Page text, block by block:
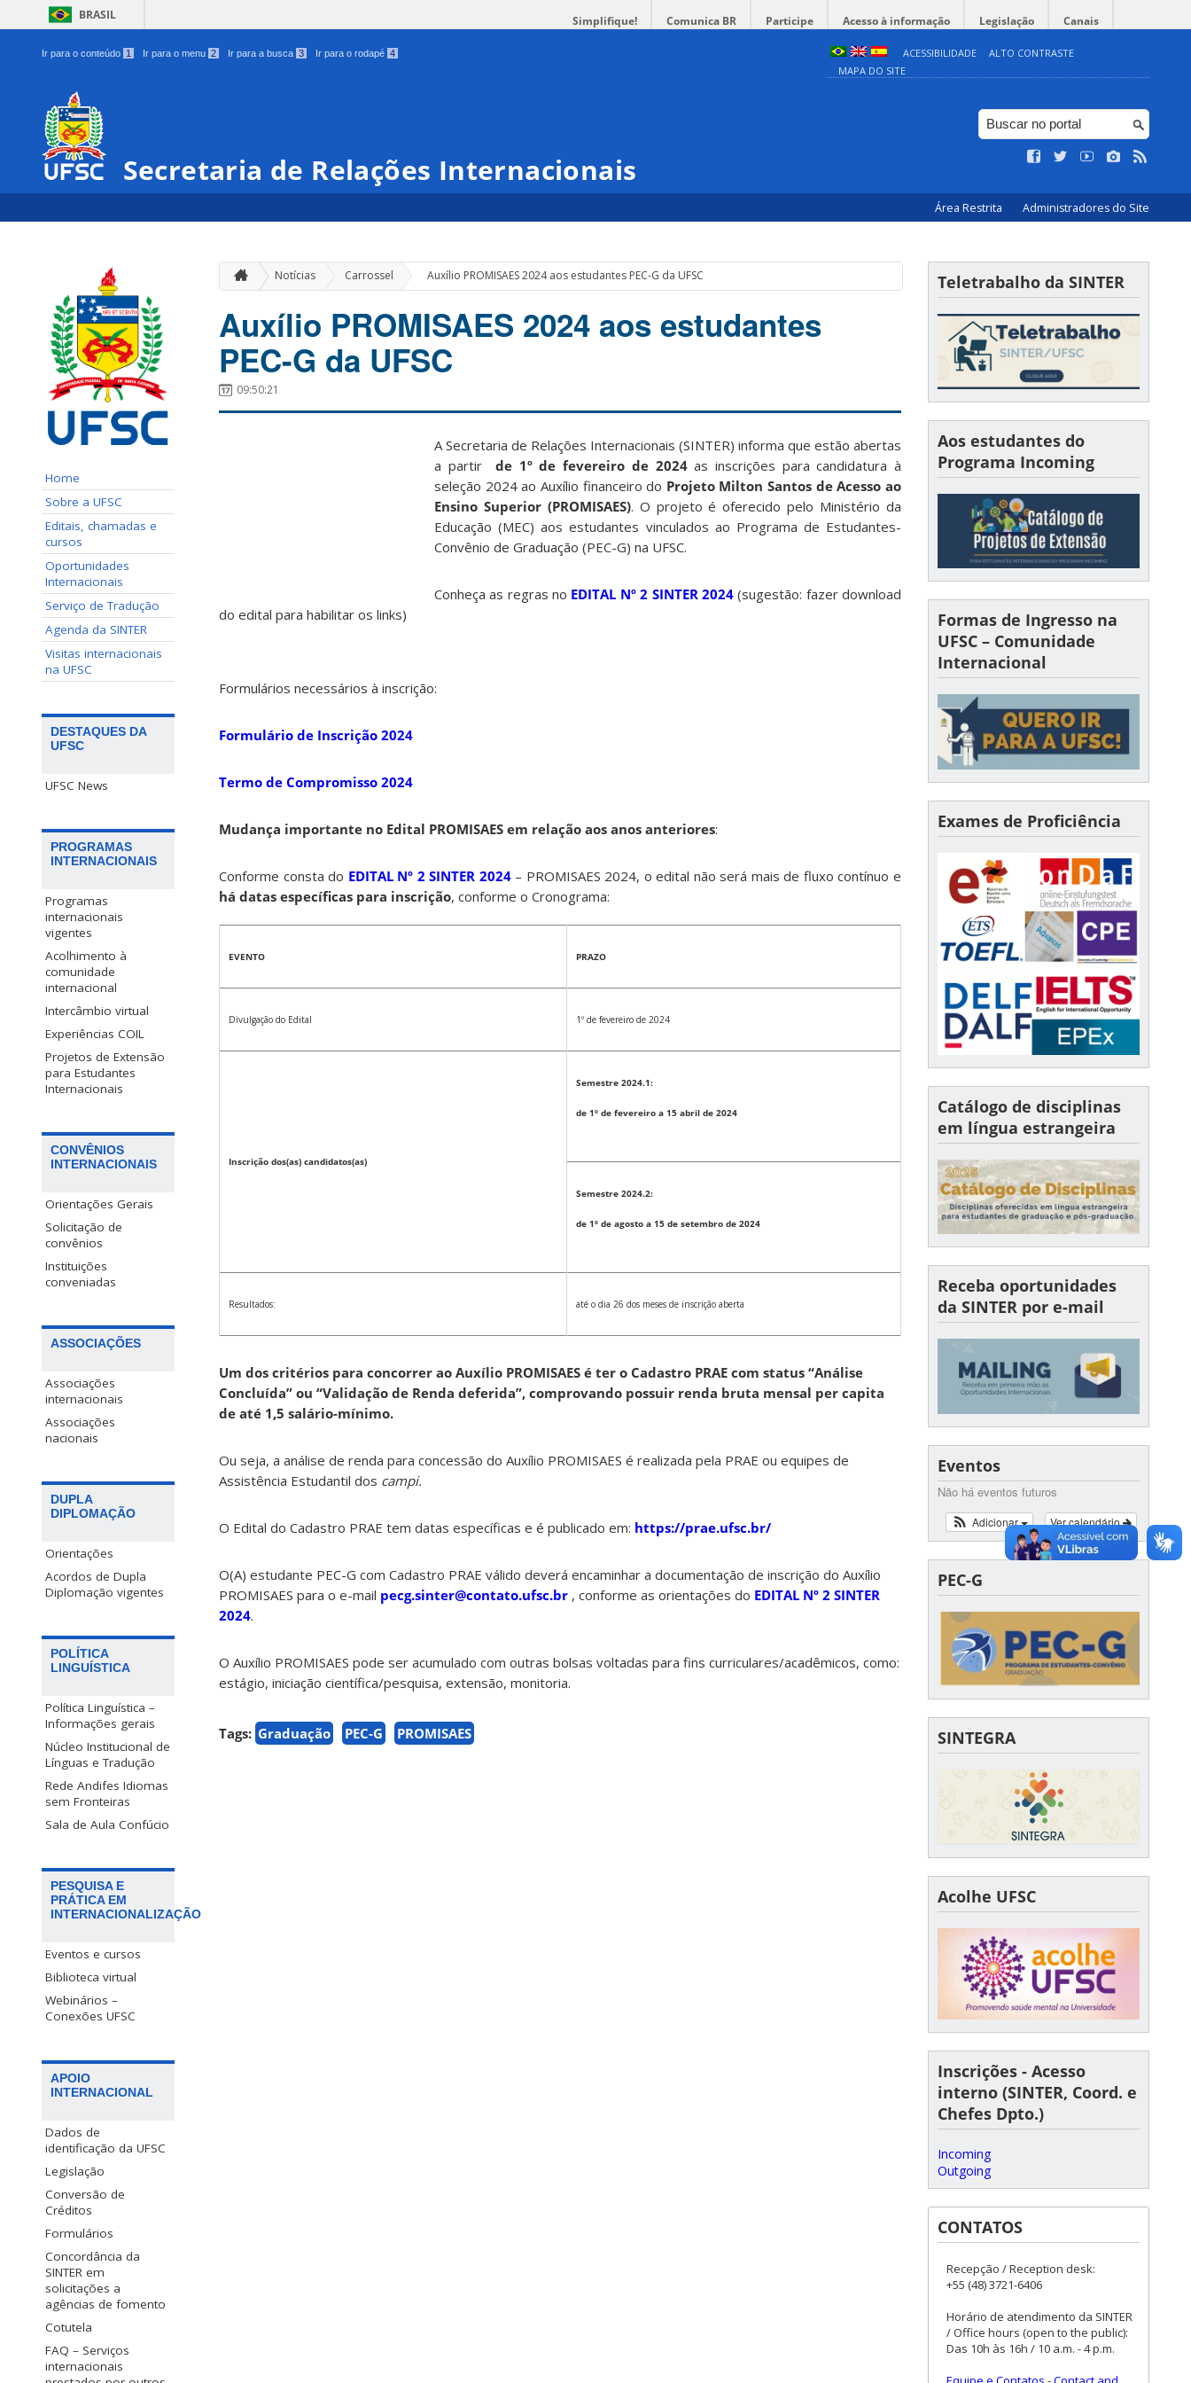
BRASIL Simplifique! Comunica BR Participe Acesso à informação Legislação Canais
Ir para o conteúdo 1 Ir para o menu 2 Ir para a busca 3 Ir para o rodapé 4 ACESSIBILIDADE
ALTO CONTRASTE
MAPA DO SITE
Secretaria de Relações Internacionais
Área Restrita Administradores do Site
Home
Sobre a UFSC
Editais, chamadas e
cursos
Oportunidades
Internacionais
Serviço de Tradução
Agenda da SINTER
Visitas internacionais
na UFSC
DESTAQUES DA
UFSC
UFSC News
PROGRAMAS
INTERNACIONAIS
Programas
internacionais
vigentes
Acolhimento à
comunidade
internacional
Intercâmbio virtual
Experiências COIL
Projetos de Extensão
para Estudantes
Internacionais
CONVÊNIOS
INTERNACIONAIS
Orientações Gerais
Solicitação de
convênios
Instituições
conveniadas
ASSOCIAÇÕES
Associações
internacionais
Associações
nacionais
DUPLA
DIPLOMAÇÃO
Orientações
Acordos de Dupla
Diplomação vigentes
POLÍTICA
LINGUÍSTICA
Política Linguística –
Informações gerais
Núcleo Institucional de
Línguas e Tradução
Rede Andifes Idiomas
sem Fronteiras
Sala de Aula Confúcio
PESQUISA E
PRÁTICA EM
INTERNACIONALIZAÇÃO
Eventos e cursos
Biblioteca virtual
Webinários –
Conexões UFSC
APOIO
INTERNACIONAL
Dados de
identificação da UFSC
Legislação
Conversão de
Créditos
Formulários
Concordância da
SINTER em
solicitações a
agências de fomento
Cotutela
FAQ – Serviços
internacionais
Notícias Carrossel » Auxílio PROMISAES 2024 aos estudantes PEC-G da UFSC
Auxílio PROMISAES 2024 aos estudantes
PEC-G da UFSC
09:50:21
A Secretaria de Relações Internacionais (SINTER) informa que estão abertas
a partirde 1º de fevereiro de 2024as inscrições para candidatura à
seleção 2024 ao Auxílio financeiro do Projeto Milton Santos de Acesso ao
Ensino Superior (PROMISAES). O projeto é oferecido pelo Ministério da
Educação (MEC) aos estudantes vinculados ao Programa de Estudantes-
Convênio de Graduação (PEC-G) na UFSC.
Conheça as regras no EDITAL Nº 2 SINTER 2024(sugestão: fazer download
do edital para habilitar os links)
Formulários necessários à inscrição:
Formulário de Inscrição 2024
Termo de Compromisso 2024
Mudança importante no Edital PROMISAES em relação aos anos anteriores:
Conforme consta do EDITAL Nº 2 SINTER 2024– PROMISAES 2024, o edital não será mais de fluxo contínuo e
há datas específicas para inscrição, conforme o Cronograma:
EVENTO PRAZO
Divulgação do Edital 1º de fevereiro de 2024
Inscrição dos(as) candidatos(as)
Semestre 2024.1:
de 1º de fevereiro a 15 abril de 2024
Semestre 2024.2:
de 1º de agosto a 15 de setembro de 2024
Resultados: até o dia 26 dos meses de inscrição aberta
Um dos critérios para concorrer ao Auxílio PROMISAES é ter o Cadastro PRAE com status “Análise
Concluída” ou “Validação de Renda deferida”, comprovando possuir renda bruta mensal per capita
de até 1,5 salário-mínimo.
Ou seja, a análise de renda para concessão do Auxílio PROMISAES é realizada pela PRAE ou equipes de
Assistência Estudantil dos campi.
O Edital do Cadastro PRAE tem datas específicas e é publicado em: https://prae.ufsc.br/
O(A) estudante PEC-G com Cadastro PRAE válido deverá encaminhar a documentação de inscrição do Auxílio
PROMISAES para o e-mail pecg.sinter@contato.ufsc.br , conforme as orientações do EDITAL Nº 2 SINTER
2024.
O Auxílio PROMISAES pode ser acumulado com outras bolsas voltadas para fins curriculares/acadêmicos, como:
estágio, iniciação científica/pesquisa, extensão, monitoria.
Tags: Graduação PEC-G PROMISAES
Teletrabalho da SINTER
Aos estudantes do
Programa Incoming
Formas de Ingresso na
UFSC – Comunidade
Internacional
Exames de Proficiência
Catálogo de disciplinas
em língua estrangeira
Receba oportunidades
da SINTER por e-mail
Eventos
Não há eventos futuros
Ver calendário
Adicionar
PEC-G
SINTEGRA
Acolhe UFSC
Inscrições - Acesso
interno (SINTER, Coord. e
Chefes Dpto.)
Incoming
Outgoing
CONTATOS
Recepção / Reception desk:
+55 (48) 3721-6406
Horário de atendimento da SINTER
/ Office hours (open to the public):
Das 10h às 16h / 10 a.m. - 4 p.m.